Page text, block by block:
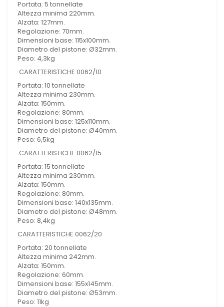
Portata: 5 tonnellate
Altezza minima 220mm.
Alzata: 127mm.
Regolazione: 70mm.
Dimensioni base: 115x100mm.
Diametro del pistone: Ø32mm.
Peso: 4,3kg
CARATTERISTICHE 0062/10
Portata: 10 tonnellate
Altezza minima 230mm.
Alzata: 150mm.
Regolazione: 80mm.
Dimensioni base: 125x110mm.
Diametro del pistone: Ø40mm.
Peso: 6,5kg
CARATTERISTICHE 0062/15
Portata: 15 tonnellate
Altezza minima 230mm.
Alzata: 150mm.
Regolazione: 80mm.
Dimensioni base: 140x135mm.
Diametro del pistone: Ø48mm.
Peso: 8,4kg
CARATTERISTICHE 0062/20
Portata: 20 tonnellate
Altezza minima 242mm.
Alzata: 150mm.
Regolazione: 60mm.
Dimensioni base: 155x145mm.
Diametro del pistone: Ø53mm.
Peso: 11kg